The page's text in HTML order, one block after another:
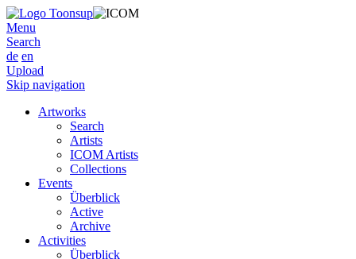
Menu
Search
de en
Upload
Skip navigation
Artworks
Search
Artists
ICOM Artists
Collections
Events
Überblick
Active
Archive
Activities
Überblick